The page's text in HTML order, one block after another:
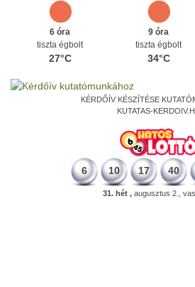
6 óra
tiszta égbolt
27°C
9 óra
tiszta égbolt
34°C
KÉRDŐÍV KÉSZÍTÉSE
KUTATAS-
6 10 17 40
31. hét ,augusztus 2.,